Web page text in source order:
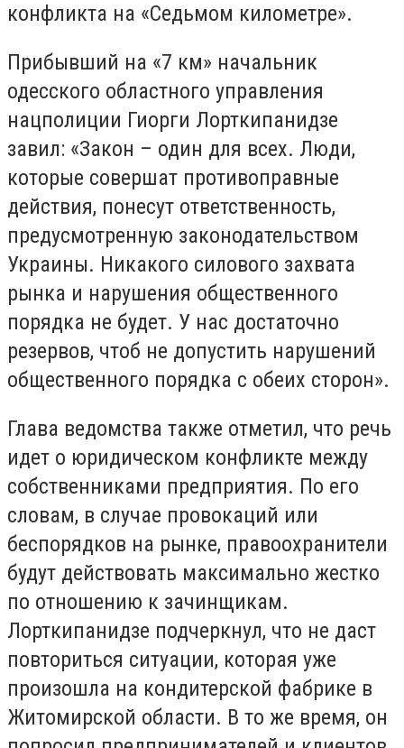
конфликта на «Седьмом километре».
Прибывший на «7 км» начальник
одесского областного управления
нацполиции Гиорги Лорткипанидзе
завил: «Закон – один для всех. Люди,
которые совершат противоправные
действия, понесут ответственность,
предусмотренную законодательством
Украины. Никакого силового захвата
рынка и нарушения общественного
порядка не будет. У нас достаточно
резервов, чтоб не допустить нарушений
общественного порядка с обеих сторон».
Глава ведомства также отметил, что речь
идет о юридическом конфликте между
собственниками предприятия. По его
словам, в случае провокаций или
беспорядков на рынке, правоохранители
будут действовать максимально жестко
по отношению к зачинщикам.
Лорткипанидзе подчеркнул, что не даст
повториться ситуации, которая уже
произошла на кондитерской фабрике в
Житомирской области. В то же время, он